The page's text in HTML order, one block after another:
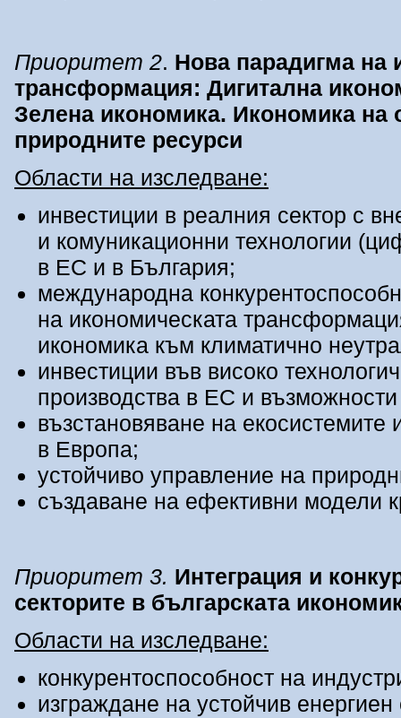
Приоритет 2. Нова парадигма на
трансформация: Дигитална
Зелена икономика. Икономика на
природните ресурси
Области на изследване:
инвестиции в реалния сектор с
и комуникационни технологии
в ЕС и в България;
международна
на икономическата
икономика към климатично
инвестиции във високо
производства в ЕС и
възстановяване на екосистемите
в Европа;
устойчиво управление на
създаване на ефективни модели
Приоритет 3. Интеграция и
секторите в българската
Области на изследване:
конкурентоспособност на
изграждане на устойчив